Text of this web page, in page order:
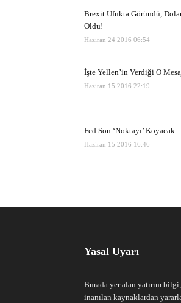
Brexit Ufukta Göründü,
Oldu!
Haziran 24 2016 06:54
İşte Yellen’in Verdiği O
Haziran 15 2016 22:19
Fed Son ‘Noktayı’ Koyacak
Haziran 15 2016 16:46
Yasal Uyarı
Burada yer alan yatırım
inanılan kaynaklardan